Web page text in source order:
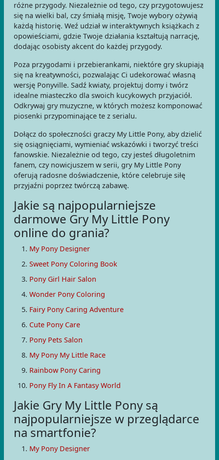
różne przygody. Niezależnie od tego, czy przygotowujesz
się na wielki bal, czy śmiałą misję, Twoje wybory ożywią
każdą historię. Weź udział w interaktywnych książkach z
opowieściami, gdzie Twoje działania kształtują narrację,
dodając osobisty akcent do każdej przygody.
Poza przygodami i przebierankami, niektóre gry skupiają
się na kreatywności, pozwalając Ci udekorować własną
wersję Ponyville. Sadź kwiaty, projektuj domy i twórz
idealne miasteczko dla swoich kucykowych przyjaciół.
Odkrywaj gry muzyczne, w których możesz komponować
piosenki przypominające te z serialu.
Dołącz do społeczności graczy My Little Pony, aby dzielić
się osiągnięciami, wymieniać wskazówki i tworzyć treści
fanowskie. Niezależnie od tego, czy jesteś długoletnim
fanem, czy nowicjuszem w serii, gry My Little Pony
oferują radosne doświadczenie, które celebruje siłę
przyjaźni poprzez twórczą zabawę.
Jakie są najpopularniejsze
darmowe Gry My Little Pony
online do grania?
My Pony Designer
Sweet Pony Coloring Book
Pony Girl Hair Salon
Wonder Pony Coloring
Fairy Pony Caring Adventure
Cute Pony Care
Pony Pets Salon
My Pony My Little Race
Rainbow Pony Caring
Pony Fly In A Fantasy World
Jakie Gry My Little Pony są
najpopularniejsze w przeglądarce
na smartfonie?
My Pony Designer